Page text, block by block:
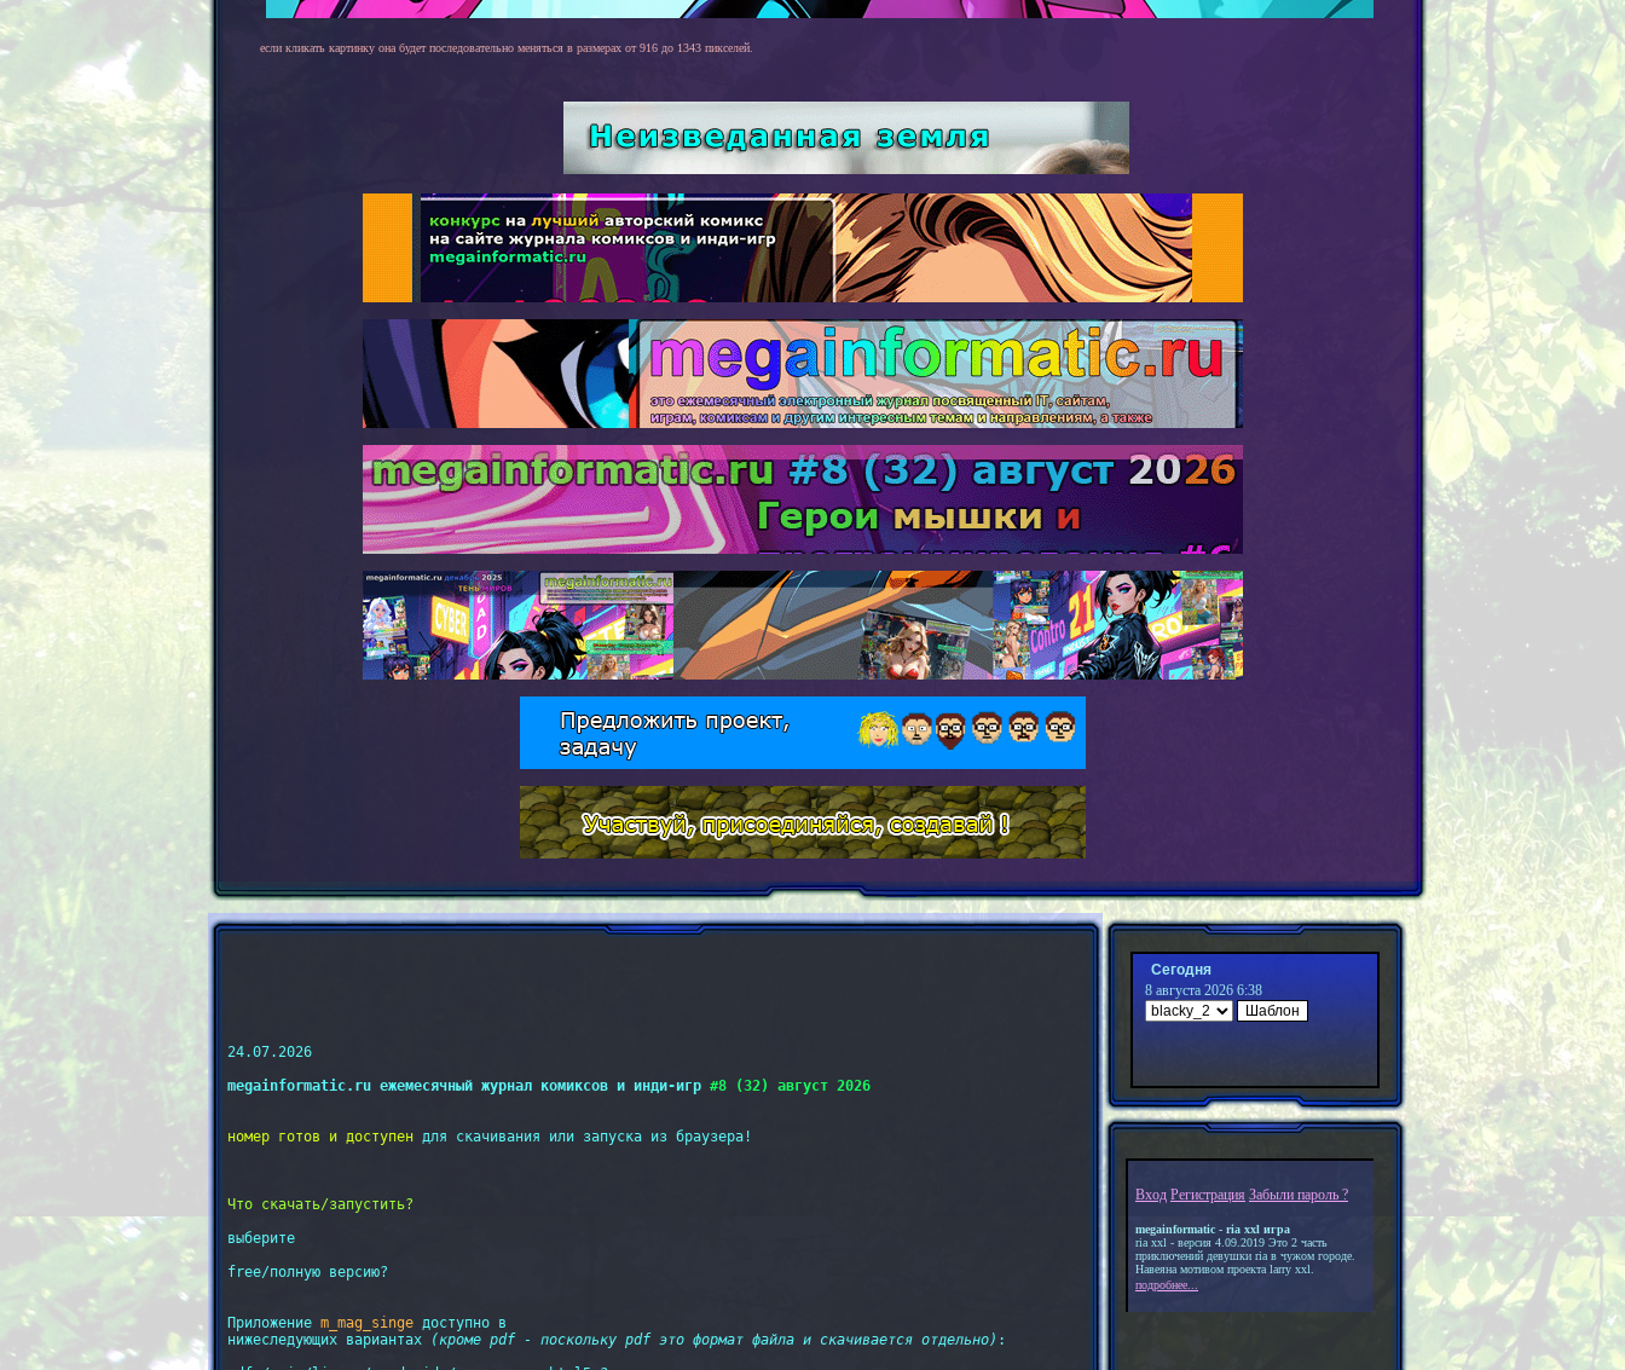
если кликать картинку она будет последовательно меняться в размерах от 916 до 1343 пикселей.
24.07.2026
megainformatic.ru ежемесячный журнал комиксов и инди-игр #8 (32) август 2026
номер готов и доступен для скачивания или запуска из браузера!
Что скачать/запустить?
выберите
free/полную версию?
Приложение m_mag_singe доступно в
нижеследующих вариантах
(кроме pdf - поскольку pdf это формат файла и скачивается отдельно) :
Сегодня
8 августа 2026 6:38
Вход Регистрация Забыли пароль ?
megainformatic - ria xxl игра
ria xxl - версия 4.09.2019 Это 2 часть
приключений девушки ria в чужом городе.
Навеяна мотивом проекта larry xxl.
подробнее...